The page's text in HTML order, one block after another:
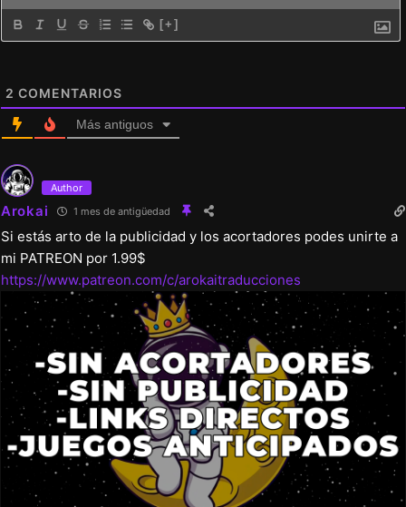
[+]
2 COMENTARIOS
Más antiguos
Author
Arokai 1 mes de antigüedad
Si estás arto de la publicidad y los acortadores podes unirte a
mi PATREON por 1.99$
https://www.patreon.com/c/arokaitraducciones